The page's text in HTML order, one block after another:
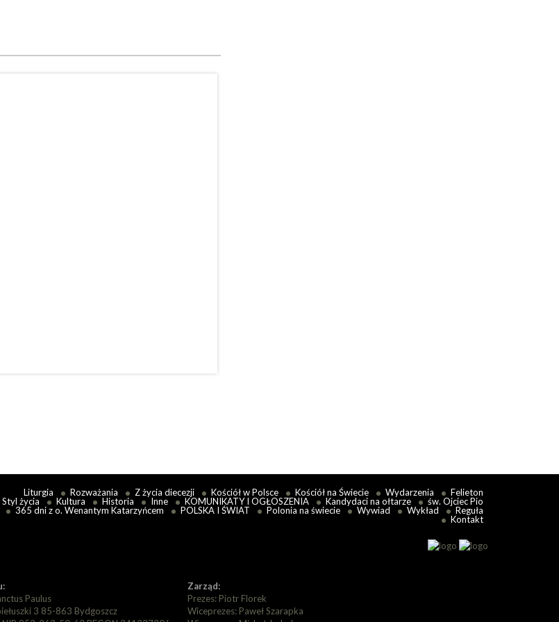
Liturgia Rozważania Z życia diecezji Kościół w Polsce Kościół na Świecie Wydarzenia
Felieton
Styl życia
Kultura Historia Inne KOMUNIKATY I OGŁOSZENIA Kandydaci na ołtarze
św. Ojciec Pio
365 dni z o. Wenantym Katarzyńcem
POLSKA I ŚWIAT Polonia na świecie Wywiad Wykład
Reguła
Kontakt
Paulus
3 85-863 Bydgoszcz
Zarząd:
Prezes: Piotr Florek
Wiceprezes: Paweł Szarapka